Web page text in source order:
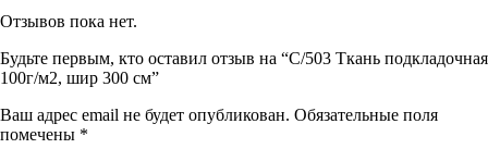
Отзывов пока нет.
Будьте первым, кто оставил отзыв на “C/503 Ткань подкладочная
100г/м2, шир 300 см”
Ваш адрес email не будет опубликован. Обязательные поля
помечены *